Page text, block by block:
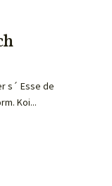
s´ Esse de
Koi...